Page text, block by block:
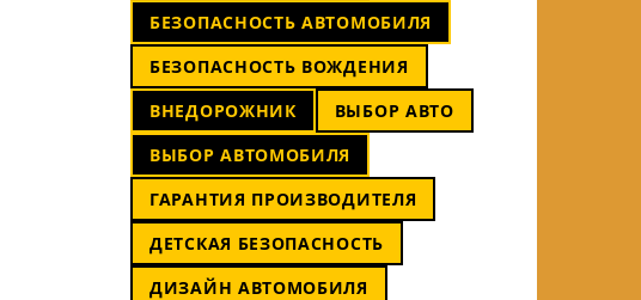
БЕЗОПАСНОСТЬ АВТОМОБИЛЯ
БЕЗОПАСНОСТЬ ВОЖДЕНИЯ
ВНЕДОРОЖНИК
ВЫБОР АВТО
ВЫБОР АВТОМОБИЛЯ
ГАРАНТИЯ ПРОИЗВОДИТЕЛЯ
ДЕТСКАЯ БЕЗОПАСНОСТЬ
ДИЗАЙН АВТОМОБИЛЯ